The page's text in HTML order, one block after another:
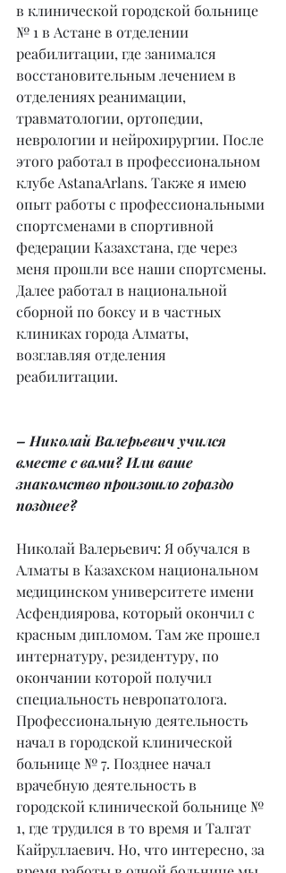
в клинической городской больнице
№ 1 в Астане в отделении
реабилитации, где занимался
восстановительным лечением в
отделениях реанимации,
травматологии, ортопедии,
неврологии и нейрохирургии. После
этого работал в профессиональном
клубе AstanaArlans. Также я имею
опыт работы с профессиональными
спортсменами в спортивной
федерации Казахстана, где через
меня прошли все наши спортсмены.
Далее работал в национальной
сборной по боксу и в частных
клиниках города Алматы,
возглавляя отделения
реабилитации.
– Николай Валерьевич учился
вместе с вами? Или ваше
знакомство произошло гораздо
позднее?
Николай Валерьевич: Я обучался в
Алматы в Казахском национальном
медицинском университете имени
Асфендиярова, который окончил с
красным дипломом. Там же прошел
интернатуру, резидентуру, по
окончании которой получил
специальность невропатолога.
Профессиональную деятельность
начал в городской клинической
больнице № 7. Позднее начал
врачебную деятельность в
городской клинической больнице №
1, где трудился в то время и Талгат
Кайруллаевич. Но, что интересно, за